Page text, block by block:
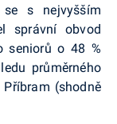
s nejvyšším
správní obvod
seniorů o 48 %
průměrného
(shodně